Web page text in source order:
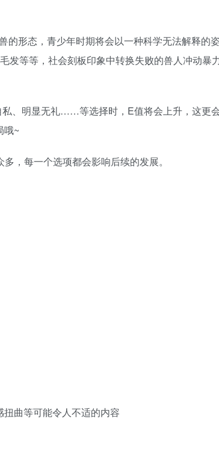
形态，青少年时期将会以一种科学无法解释的
发等等，社会刻板印象中转换失败的兽人冲动暴
、明显无礼……等选择时，E值将会上升，这更
哦~
，每一个选项都会影响后续的发展。
曲等可能令人不适的内容